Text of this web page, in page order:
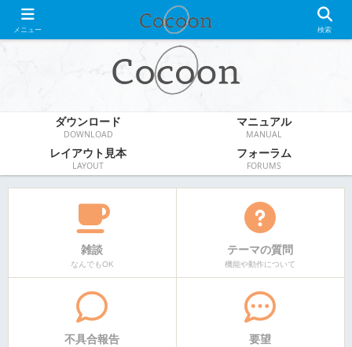
WordPress無料テーマ
ダウンロード
DOWNLOAD
マニュアル
MANUAL
レイアウト見本
LAYOUT
フォーラム
FORUMS
雑談
なんでもOK
テーマの質問
機能や動作について
不具合報告 要望
メニュー 検索